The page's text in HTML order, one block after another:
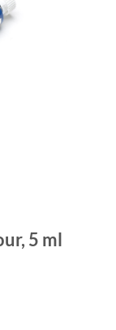
5 ml